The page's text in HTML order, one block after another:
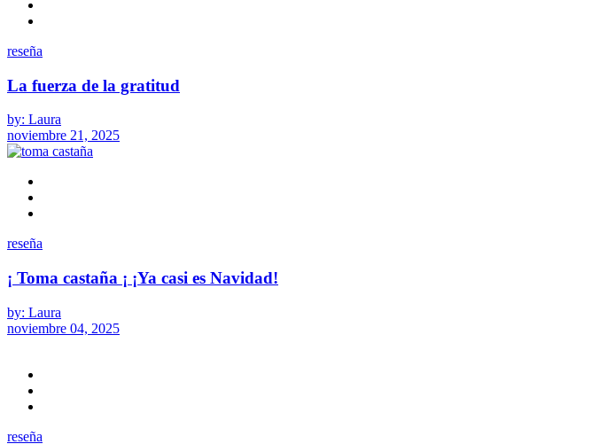
reseña
La fuerza de la gratitud
by: Laura
noviembre 21, 2025
reseña
¡ Toma castaña ¡ ¡Ya casi es Navidad!
by: Laura
noviembre 04, 2025
reseña